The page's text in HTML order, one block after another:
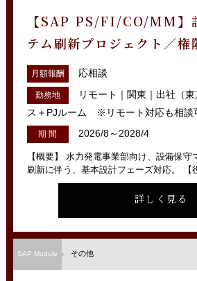
【SAP PS/FI/CO/MM】
テム刷新プロジェクト／権
月額報酬 応相談
勤務地
リモート｜関東｜出社（
ス＋PJルーム ※リモート対応も相談
期 間 2026/8～2028/4
【概要】 水力発電事業部向け、設備保
刷新に伴う、基本設計フェーズ対応。 【
詳しく見る
SAP Module その他